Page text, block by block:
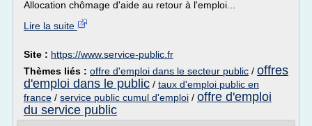
Allocation chômage d'aide au retour à l'emploi...
Lire la suite
Site : https://www.service-public.fr
Thèmes liés : offre d'emploi dans le secteur public / offres
d'emploi dans le public / taux d'emploi public en
france / service public cumul d'emploi / offre d'emploi
du service public